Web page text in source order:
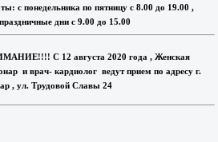
с понедельника по пятницу с 8.00 до 19.00 ,
дни с 9.00 до 15.00
С 12 августа 2020 года , Женская
и врач- кардиолог ведут прием по адресу г.
, ул. Трудовой Славы 24